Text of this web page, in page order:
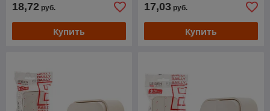
18,72 руб.
Купить
17,03 руб.
Купить